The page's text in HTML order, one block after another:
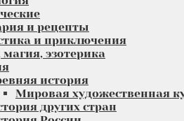
и рецепты
и приключения
эзотерика
история
Мировая художественная
других стран